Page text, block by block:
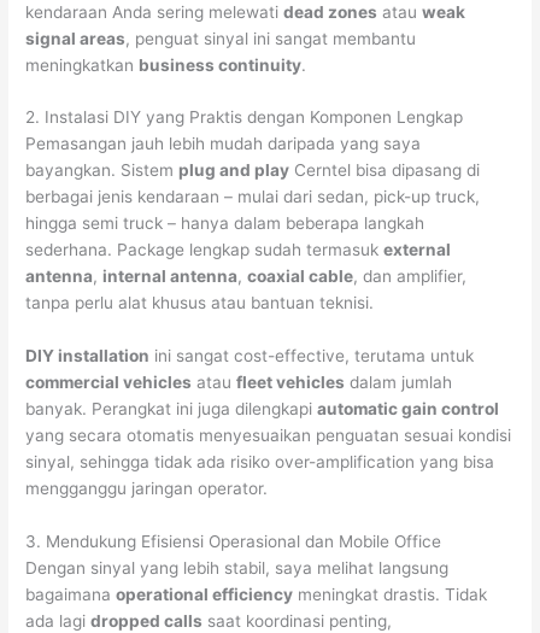
kendaraan Anda sering melewatidead zones atauweak
signal areas, penguat sinyal ini sangat membantu
meningkatkan business continuity.
2. Instalasi DIY yang Praktis dengan Komponen Lengkap
Pemasangan jauh lebih mudah daripada yang saya
bayangkan. Sistem plug and play Cerntel bisa dipasang di
berbagai jenis kendaraan – mulai dari sedan, pick-up truck,
hingga semi truck – hanya dalam beberapa langkah
sederhana. Package lengkap sudah termasukexternal
antenna, internal antenna,coaxial cable, dan amplifier,
tanpa perlu alat khusus atau bantuan teknisi.
DIY installation ini sangat cost-effective, terutama untuk
commercial vehicles ataufleet vehicles dalam jumlah
banyak. Perangkat ini juga dilengkapiautomatic gain control
yang secara otomatis menyesuaikan penguatan sesuai kondisi
sinyal, sehingga tidak ada risiko over-amplification yang bisa
mengganggu jaringan operator.
3. Mendukung Efisiensi Operasional dan Mobile Office
Dengan sinyal yang lebih stabil, saya melihat langsung
bagaimanaoperational efficiency meningkat drastis. Tidak
ada lagidropped calls saat koordinasi penting,